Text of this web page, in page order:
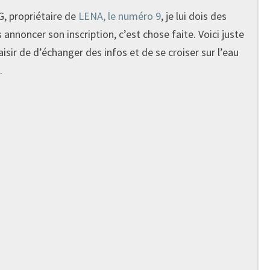
propriétaire de LENA, le numéro 9, je lui dois des
annoncer son inscription, c’est chose faite. Voici juste
de d’échanger des infos et de se croiser sur l’eau